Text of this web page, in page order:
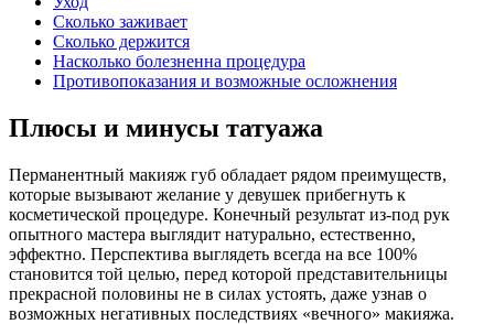
Сколько заживает
Сколько держится
Насколько болезненна процедура
Противопоказания и возможные осложнения
Плюсы и минусы татуажа
Перманентный макияж губ обладает рядом преимуществ,
которые вызывают желание у девушек прибегнуть к
косметической процедуре. Конечный результат из-под рук
опытного мастера выглядит натурально, естественно,
эффектно. Перспектива выглядеть всегда на все 100%
становится той целью, перед которой представительницы
прекрасной половины не в силах устоять, даже узнав о
возможных негативных последствиях «вечного» макияжа.